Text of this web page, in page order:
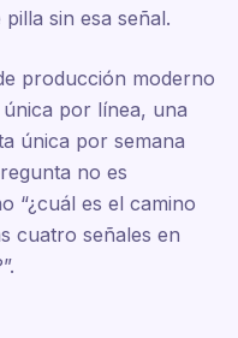
sin esa señal.
producción moderno
por línea, una
única por semana
no es
“¿cuál es el camino
cuatro señales en